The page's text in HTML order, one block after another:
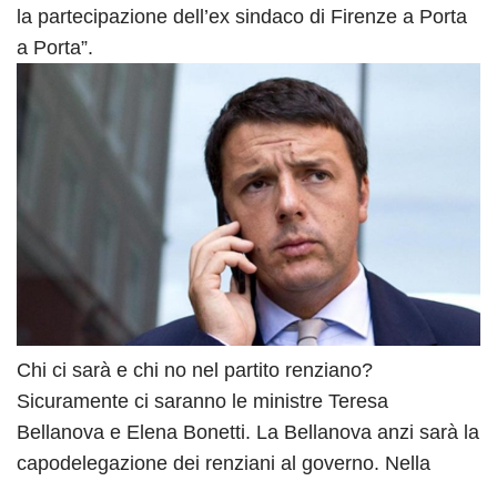
la partecipazione dell’ex sindaco di Firenze a Porta
a Porta”.
Chi ci sarà e chi no nel partito renziano?
Sicuramente ci saranno le ministre Teresa
Bellanova e Elena Bonetti. La Bellanova anzi sarà la
capodelegazione dei renziani al governo. Nella